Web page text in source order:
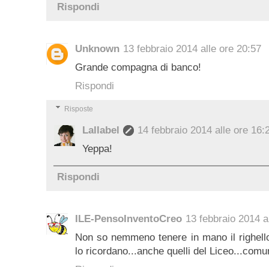
Rispondi
Unknown 13 febbraio 2014 alle ore 20:57
Grande compagna di banco!
Rispondi
Risposte
Lallabel
14 febbraio 2014 alle ore
Yeppa!
Rispondi
ILE-PensoInventoCreo 13 febbraio 2014
Non so nemmeno tenere in mano il
lo ricordano...anche quelli del